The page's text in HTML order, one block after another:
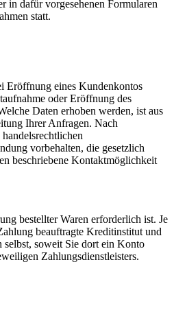
in dafür vorgesehenen Formularen
statt.
Eröffnung eines Kundenkontos
oder Eröffnung des
Daten erhoben werden, ist aus
Ihrer Anfragen. Nach
vorbehalten, die gesetzlich
beschriebene Kontaktmöglichkeit
bestellter Waren erforderlich ist. Je
beauftragte Kreditinstitut und
selbst, soweit Sie dort ein Konto
Zahlungsdienstleisters.